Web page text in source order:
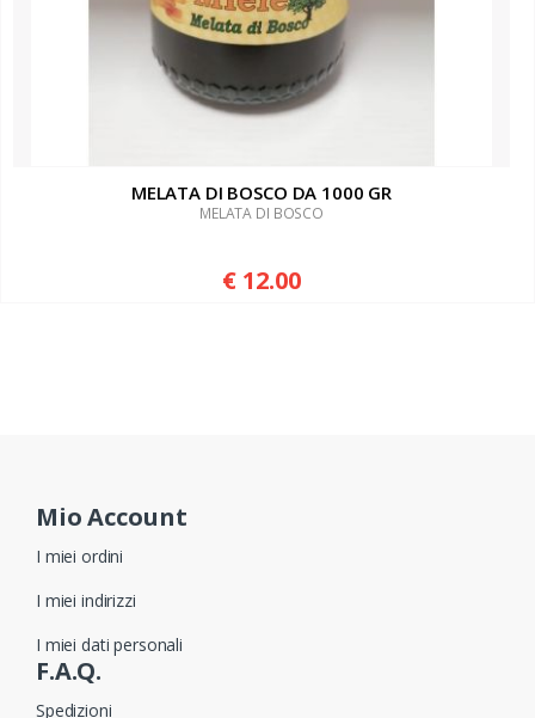
MELATA DI BOSCO DA 1000 GR
MELATA DI BOSCO
€ 12.00
Mio Account
I miei ordini
I miei indirizzi
I miei dati personali
F.A.Q.
Spedizioni